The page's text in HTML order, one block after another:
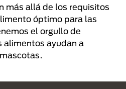
más allá de los requisitos
óptimo para las
el orgullo de
alimentos ayudan a